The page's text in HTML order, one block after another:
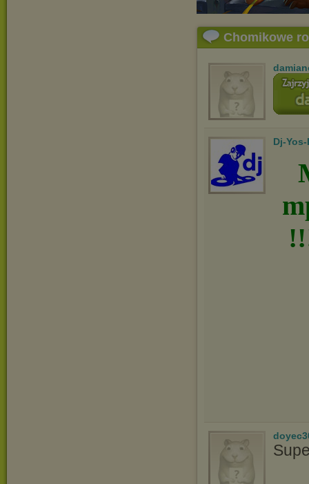
Chomikowe
Dj-Yos-